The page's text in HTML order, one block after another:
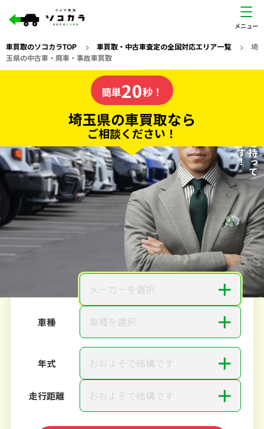
車買取のソコカラTOP > 車買取・中古車査定の全国対応エリア一覧> 埼
玉県の中古車・廃車・事故車買取
の車買取なら
ソコカラの
電話か出張か、高い方の査定を提案。
だから高価買取!
私たちが責任を持って
査定いたします！
簡単20秒！
埼玉県の車買取なら
ご相談ください！
20秒で入力完了！
無料で カンタンWeb査定
ご依頼いただいたお車を丁寧に査定いたします
メーカーを選択 ＋
車種 車種を選択 ＋
年式 おおよそで結構です ＋
走行距離 おおよそで結構です ＋